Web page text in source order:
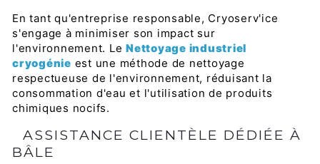
En tant qu'entreprise responsable, Cryoserv'ice
s'engage à minimiser son impact sur
l'environnement. Le Nettoyage industriel
cryogénie est une méthode de nettoyage
respectueuse de l'environnement, réduisant la
consommation d'eau et l'utilisation de produits
chimiques nocifs.
ASSISTANCE CLIENTÈLE DÉDIÉE À
BÂLE